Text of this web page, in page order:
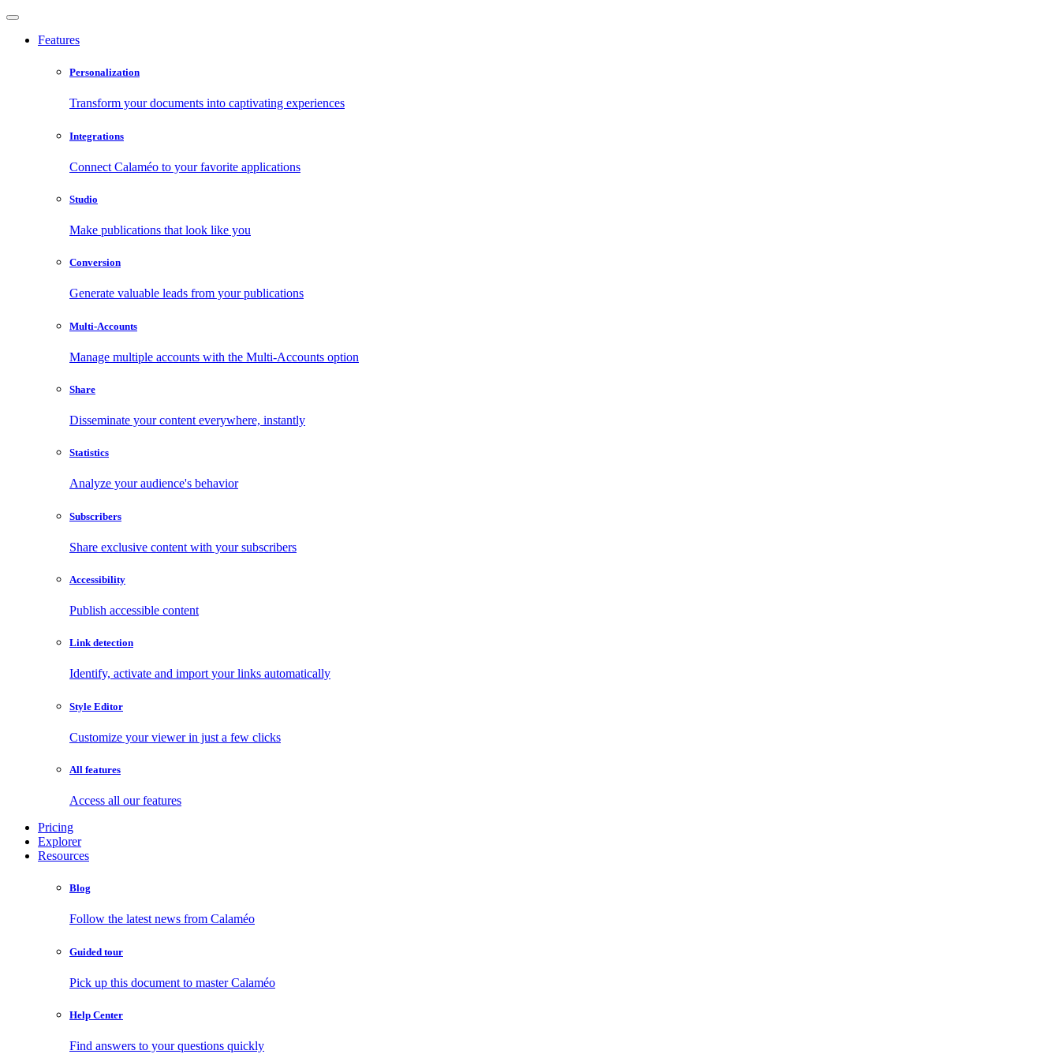
Features
Personalization
Transform your documents into captivating experiences
Integrations
Connect Calaméo to your favorite applications
Studio
Make publications that look like you
Conversion
Generate valuable leads from your publications
Multi-Accounts
Manage multiple accounts with the Multi-Accounts option
Share
Disseminate your content everywhere, instantly
Statistics
Analyze your audience's behavior
Subscribers
Share exclusive content with your subscribers
Accessibility
Publish accessible content
Link detection
Identify, activate and import your links automatically
Style Editor
Customize your viewer in just a few clicks
All features
Access all our features
Pricing
Explorer
Resources
Blog
Follow the latest news from Calaméo
Guided tour
Pick up this document to master Calaméo
Help Center
Find answers to your questions quickly